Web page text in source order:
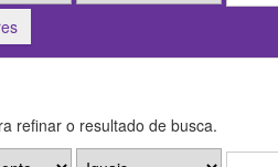
refinar o resultado de busca.